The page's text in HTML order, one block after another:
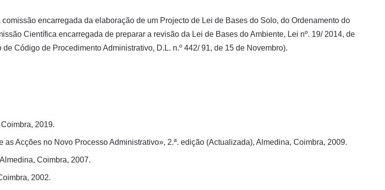
encarregada da elaboração de um Projecto de Lei de Bases do Solo, do Ordenamento do
Científica encarregada de preparar a revisão da Lei de Bases do Ambiente, Lei nº. 19/ 2014, de
Código de Procedimento Administrativo, D.L. n.º 442/ 91, de 15 de Novembro).
2019.
Acções no Novo Processo Administrativo», 2.ª. edição (Actualizada), Almedina, Coimbra, 2009.
Coimbra, 2007.
2002.